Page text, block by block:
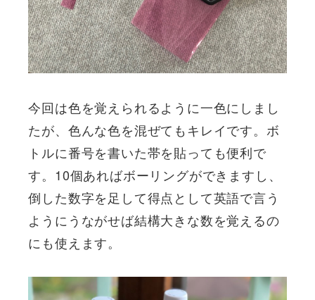
今回は色を覚えられるように一色にしまし
たが、色んな色を混ぜてもキレイです。ボ
トルに番号を書いた帯を貼っても便利で
す。10個あればボーリングができますし、
倒した数字を足して得点として英語で言う
ようにうながせば結構大きな数を覚えるの
にも使えます。